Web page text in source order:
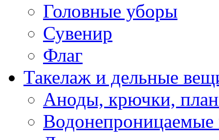
Головные уборы
Сувенир
Флаг
Такелаж и дельные
Аноды, крючки,
Водонепроницаемые